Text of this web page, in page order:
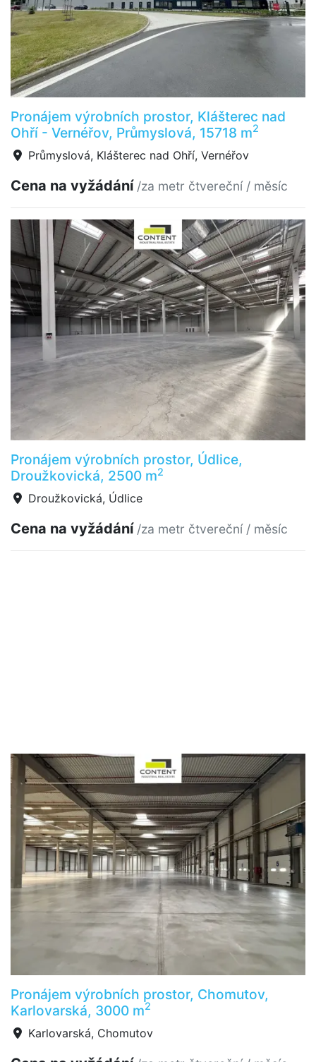
Pronájem výrobních prostor, Klášterec nad
Ohří - Vernéřov, Průmyslová, 15718 m2
Průmyslová, Klášterec nad Ohří, Vernéřov
Cena na vyžádání /za metr čtvereční / měsíc
Pronájem výrobních prostor, Údlice,
Droužkovická, 2500 m2
Droužkovická, Údlice
Cena na vyžádání /za metr čtvereční / měsíc
Pronájem výrobních prostor, Chomutov,
Karlovarská, 3000 m2
Karlovarská, Chomutov